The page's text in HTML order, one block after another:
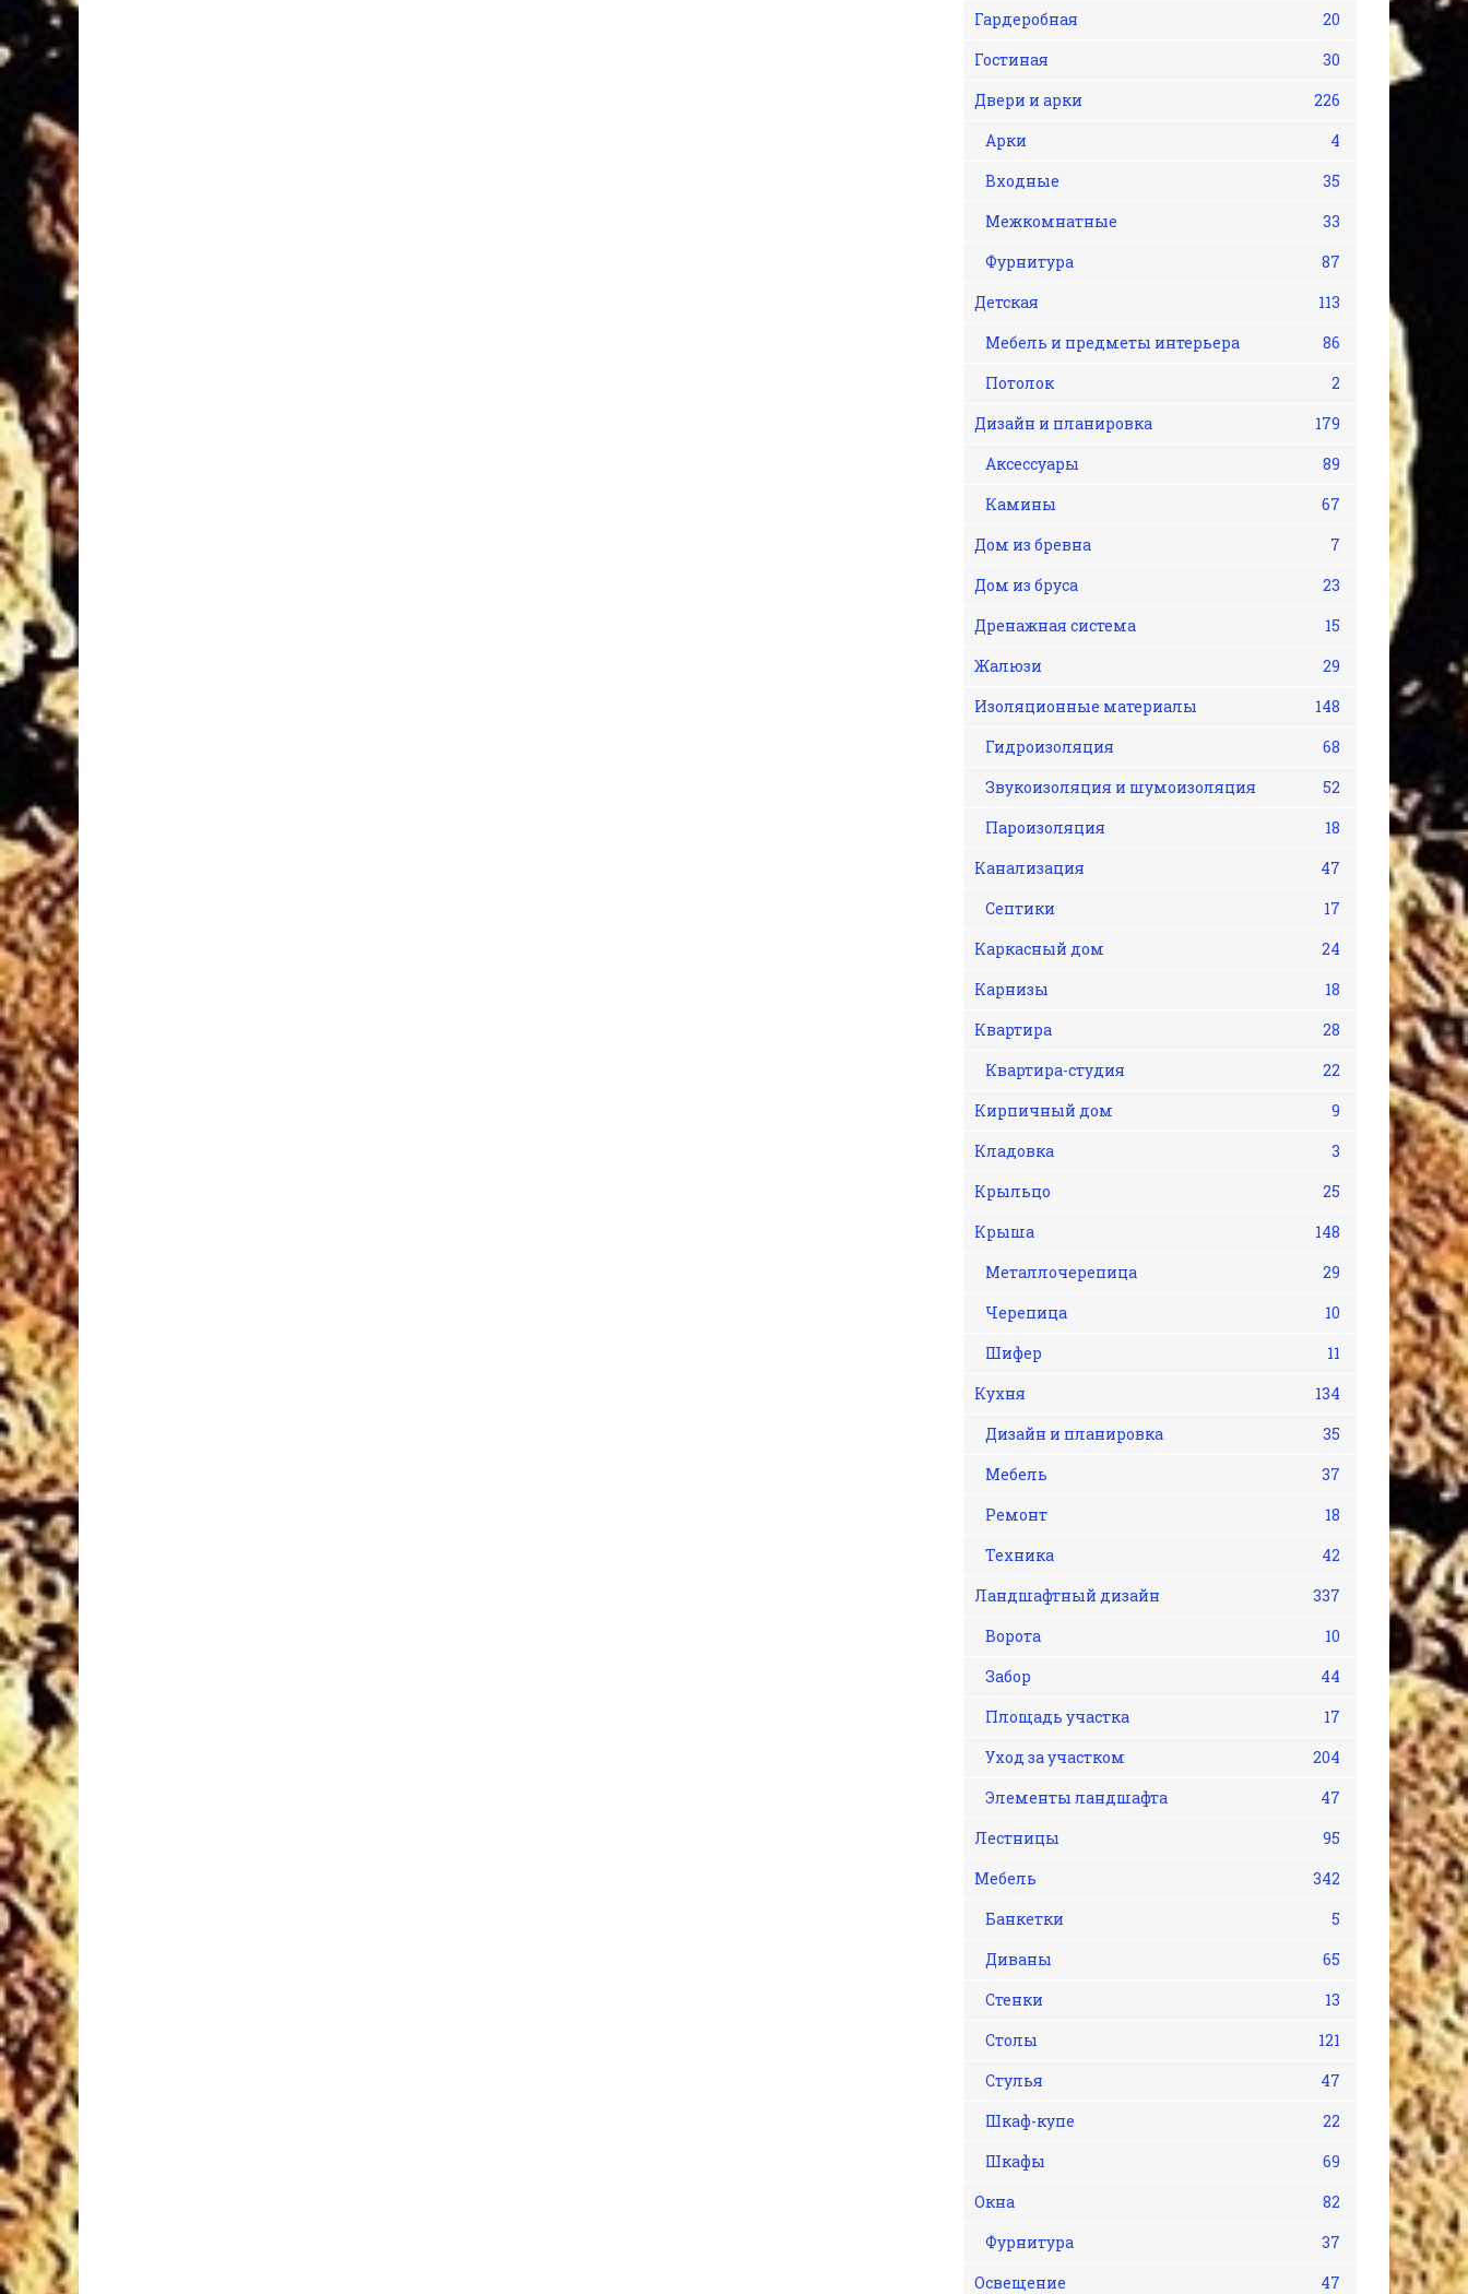
Гардеробная
20
Гостиная
30
Двери и арки
226
Арки
4
Входные
35
Межкомнатные
33
Фурнитура
87
Детская
113
Мебель и предметы интерьера
86
Потолок
2
Дизайн и планировка
179
Аксессуары
89
Камины
67
Дом из бревна
7
Дом из бруса
23
Дренажная система
15
Жалюзи
29
Изоляционные материалы
148
Гидроизоляция
68
Звукоизоляция и шумоизоляция
52
Пароизоляция
18
Канализация
47
Септики
17
Каркасный дом
24
Карнизы
18
Квартира
28
Квартира-студия
22
Кирпичный дом
9
Кладовка
3
Крыльцо
25
Крыша
148
Металлочерепица
29
Черепица
10
Шифер
11
Кухня
134
Дизайн и планировка
35
Мебель
37
Ремонт
18
Техника
42
Ландшафтный дизайн
337
Ворота
10
Забор
44
Площадь участка
17
Уход за участком
204
Элементы ландшафта
47
Лестницы
95
Мебель
342
Банкетки
5
Диваны
65
Стенки
13
Столы
121
Стулья
47
Шкаф-купе
22
Шкафы
69
Окна
82
Фурнитура
37
Освещение
47